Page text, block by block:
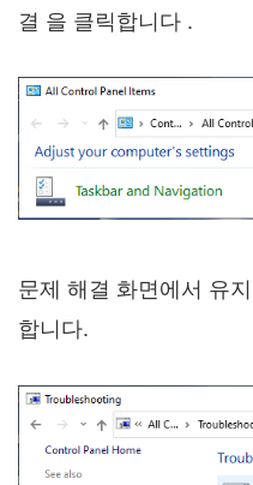
결 을 클릭합니다 .
문제 해결 화면에서 유
합니다.